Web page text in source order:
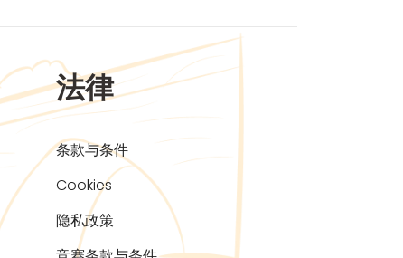
法律
条款与条件
Cookies
隐私政策